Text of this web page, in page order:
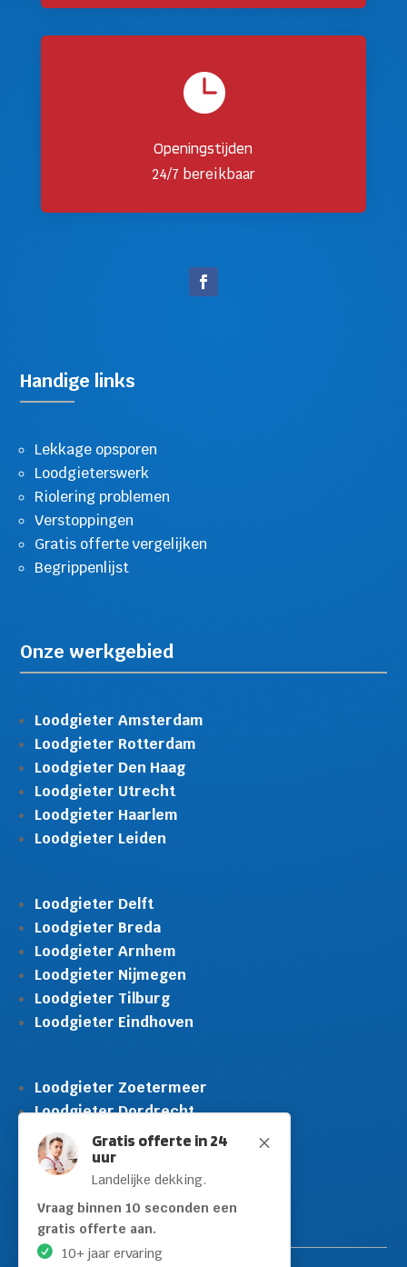

Openingstijden
24/7 bereikbaar
M
Gratis offerte in 24
uur
Landelijke dekking.
Vraag binnen 10 seconden een
gratis offerte aan.
10+ jaar ervaring
Handige links
Lekkage opsporen
Loodgieterswerk
Riolering problemen
Verstoppingen
Gratis offerte vergelijken
Begrippenlijst
Onze werkgebied
Loodgieter Amsterdam
Loodgieter Rotterdam
Loodgieter Den Haag
Loodgieter Utrecht
Loodgieter Haarlem
Loodgieter Leiden
Loodgieter Delft
Loodgieter Breda
Loodgieter Arnhem
Loodgieter Nijmegen
Loodgieter Tilburg
Loodgieter Eindhoven
Loodgieter Zoetermeer
Loodgieter Dordrecht
Loodgieter Rijswijk
Loodgieter Schiedam
Loodgieter Leidschendam
Loodgieter Hilversum